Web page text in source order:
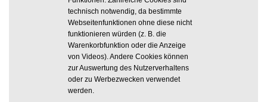
technisch notwendig, da bestimmte
Webseitenfunktionen ohne diese nicht
funktionieren würden (z. B. die
Warenkorbfunktion oder die Anzeige
von Videos). Andere Cookies können
zur Auswertung des Nutzerverhaltens
oder zu Werbezwecken verwendet
werden.